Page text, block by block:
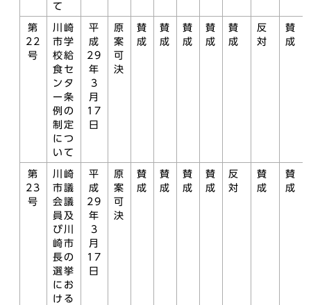
て
第
22
号
川崎
市学
校給
食セ
ンタ
ー条
例の
制定
につ
いて
平
成
29
年
3
月
17
日
原
案
可
決
賛
成
賛
成
賛
成
賛
成
賛
成
反
対
賛
成
第
23
号
川崎
市議
会議
員及
び川
崎市
長の
選挙
にお
ける
平
成
29
年
3
月
17
日
原
案
可
決
賛
成
賛
成
賛
成
賛
成
反
対
賛
成
賛
成